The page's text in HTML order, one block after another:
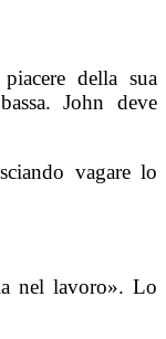
della sua
John deve
vagare lo
nel lavoro». Lo